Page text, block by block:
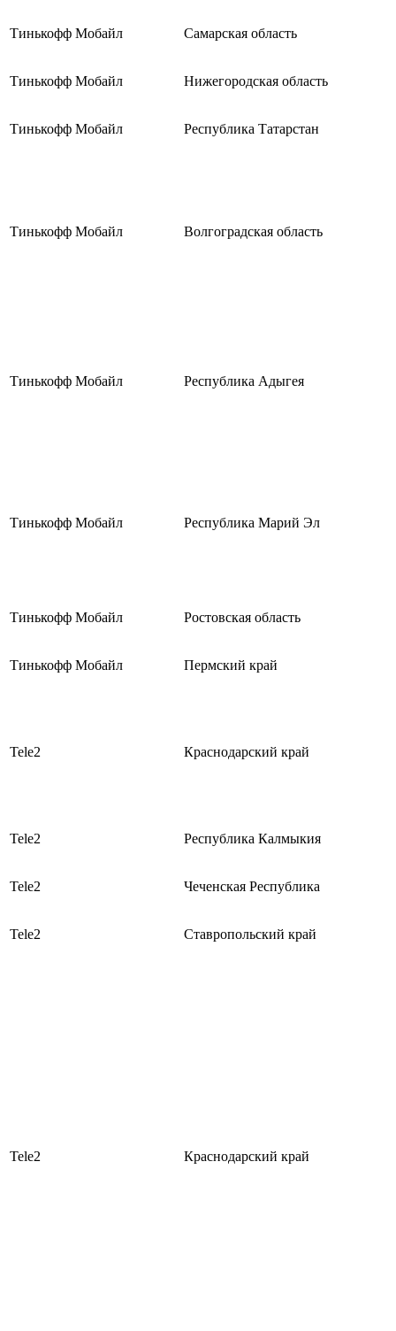
Тинькофф Мобайл Самарская область
Тинькофф Мобайл Нижегородская область
Тинькофф Мобайл Республика Татарстан
Тинькофф Мобайл Волгоградская область
Тинькофф Мобайл Республика Адыгея
Тинькофф Мобайл Республика Марий Эл
Тинькофф Мобайл Ростовская область
Тинькофф Мобайл Пермский край
Tele2 Краснодарский край
Tele2 Республика Калмыкия
Tele2 Чеченская Республика
Tele2 Ставропольский край
Tele2 Краснодарский край